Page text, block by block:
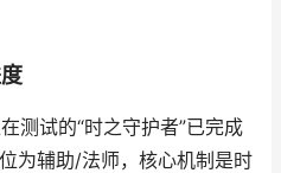
测试的“时之守护者”已完成
为辅助/法师，核心机制是时